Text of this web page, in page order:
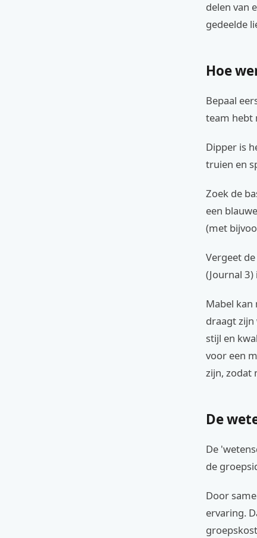
delen van
gedeelde
Hoe
Bepaal
team hebt
Dipper is
truien en
Zoek de
een
(met
Vergeet
(Journal 3)
Mabel kan
draagt
stijl en
voor een
zijn, zodat
De
De
de
Door
ervaring.